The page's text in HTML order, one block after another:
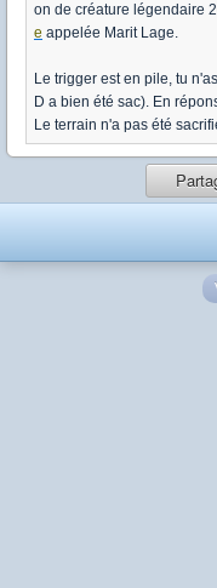
on de créature légendaire
e appelée Marit Lage.
Le trigger est en pile, tu
D a bien été sac). En
Le terrain n'a pas été